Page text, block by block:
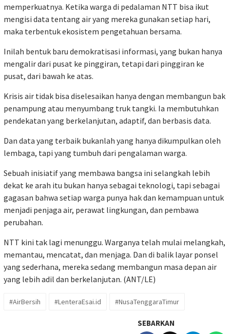
memperkuatnya. Ketika warga di pedalaman NTT bisa ikut
mengisi data tentang air yang mereka gunakan setiap hari,
maka terbentuk ekosistem pengetahuan bersama.
Inilah bentuk baru demokratisasi informasi, yang bukan hanya
mengalir dari pusat ke pinggiran, tetapi dari pinggiran ke
pusat, dari bawah ke atas.
Krisis air tidak bisa diselesaikan hanya dengan membangun bak
penampung atau menyumbang truk tangki. Ia membutuhkan
pendekatan yang berkelanjutan, adaptif, dan berbasis data.
Dan data yang terbaik bukanlah yang hanya dikumpulkan oleh
lembaga, tapi yang tumbuh dari pengalaman warga.
Sebuah inisiatif yang membawa bangsa ini selangkah lebih
dekat ke arah itu bukan hanya sebagai teknologi, tapi sebagai
gagasan bahwa setiap warga punya hak dan kemampuan untuk
menjadi penjaga air, perawat lingkungan, dan pembawa
perubahan.
NTT kini tak lagi menunggu. Warganya telah mulai melangkah,
memantau, mencatat, dan menjaga. Dan di balik layar ponsel
yang sederhana, mereka sedang membangun masa depan air
yang lebih adil dan berkelanjutan. (ANT/LE)
#AirBersih #LenteraEsai.id #NusaTenggaraTimur
SEBARKAN